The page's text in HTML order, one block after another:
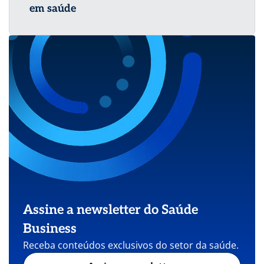
em saúde
Assine a newsletter do Saúde
Business
Receba conteúdos exclusivos do setor da saúde.